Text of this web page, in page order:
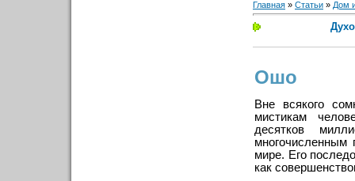
Главная » Статьи » Дом
Ошо
Вне всякого
мистикам
десятков
многочисленным
мире. Его
как